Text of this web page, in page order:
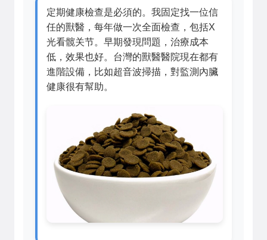
定期健康檢查是必須的。我固定找一位信
任的獸醫，每年做一次全面檢查，包括X
光看髋关节。早期發現問題，治療成本
低，效果也好。台灣的獸醫醫院現在都有
進階設備，比如超音波掃描，對監測內臟
健康很有幫助。